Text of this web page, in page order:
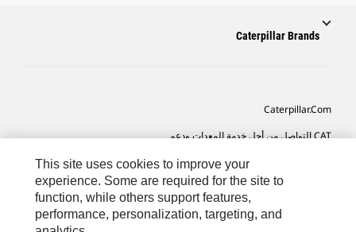
Caterpillar Brands
Caterpillar.com
CAT التواصل من أجل خدمة المعدات ودعم
تفضيلات التسويق الخاصة بي
خريطة الموقع
Cookie Settings
This site uses cookies to improve your
experience. Some are required for the site to
function, while others support features,
performance, personalization, targeting, and